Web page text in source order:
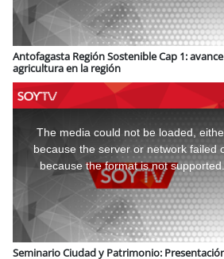
Antofagasta Región Sostenible Cap 1:
agricultura en la región
window.
The media could not be loaded,
because the server or network failed
because the format is not supported.
Seminario Ciudad y Patrimonio: